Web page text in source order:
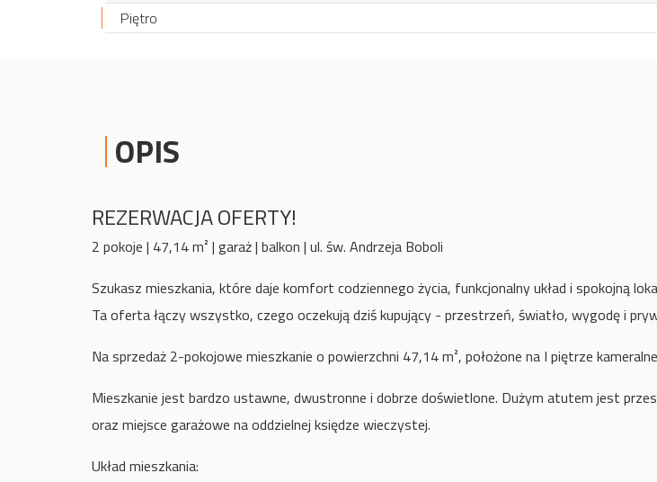
Piętro
OPIS
REZERWACJA OFERTY!
2 pokoje | 47,14 m² | garaż | balkon | ul. św. Andrzeja Boboli
Szukasz mieszkania, które daje komfort codziennego życia, funkcjonalny układ i spokojną
Ta oferta łączy wszystko, czego oczekują dziś kupujący - przestrzeń, światło, wygodę i
Na sprzedaż 2-pokojowe mieszkanie o powierzchni 47,14 m², położone na I piętrze
Mieszkanie jest bardzo ustawne, dwustronne i dobrze doświetlone. Dużym atutem jest
oraz miejsce garażowe na oddzielnej księdze wieczystej.
Układ mieszkania: